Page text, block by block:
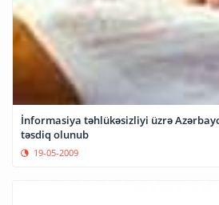
İnformasiya təhlükəsizliyi üzrə
təsdiq olunub
19-05-2009